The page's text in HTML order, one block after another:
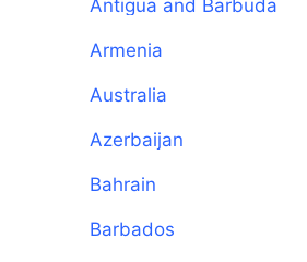
Antigua and Barbuda
Armenia
Australia
Azerbaijan
Bahrain
Barbados